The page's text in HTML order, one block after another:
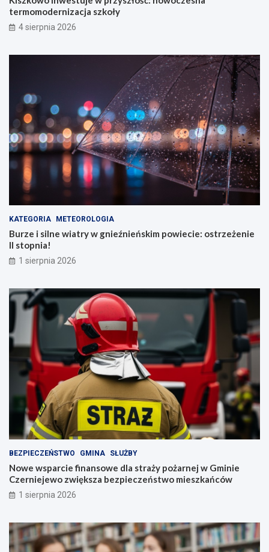
termomodernizacja szkoły
4 sierpnia 2026
KATEGORIA METEOROLOGIA
Burze i silne wiatry w gnieźnieńskim powiecie: ostrzeżenie
II stopnia!
1 sierpnia 2026
BEZPIECZEŃSTWO GMINA SŁUŻBY
Nowe wsparcie finansowe dla straży pożarnej w Gminie
Czerniejewo zwiększa bezpieczeństwo mieszkańców
1 sierpnia 2026